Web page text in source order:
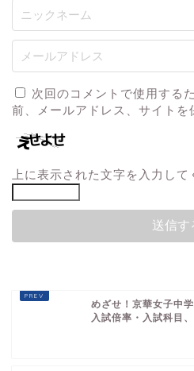
次回のコメントで使用する
前、メールアドレス、サイトを
上に表示された文字を入力して
めざせ！京華女子中
入試倍率・入試科目